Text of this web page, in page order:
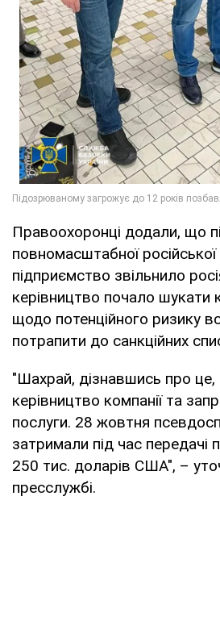
Правоохоронці додали, що
повномасштабної російської
підприємство звільнило
керівництво почало шукати
щодо потенційного ризику
потрапити до санкційних
"Шахрай, дізнавшись про
керівництво компанії та
послуги. 28 жовтня
затримали під час передачі
250 тис. доларів США", –
пресслужбі.